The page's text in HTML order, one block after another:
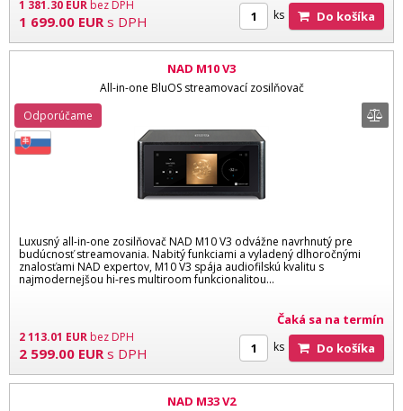
1 381.30 EUR bez DPH
1 699.00 EUR s DPH ks Do košíka
NAD M10 V3
All-in-one BluOS streamovací zosilňovač
Luxusný all-in-one zosilňovač NAD M10 V3 odvážne navrhnutý pre
budúcnosť streamovania. Nabitý funkciami a vyladený dlhoročnými
znalosťami NAD expertov, M10 V3 spája audiofilskú kvalitu s
najmodernejšou hi-res multiroom funkcionalitou...
2 113.01 EURbez DPH
2 599.00 EUR s DPH
Odporúčame
Čaká sa na termín
ks Do košíka
NAD M33 V2